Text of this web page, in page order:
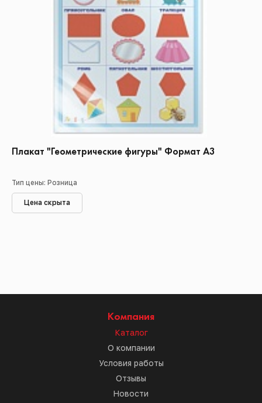
Плакат "Геометрические фигуры" Формат А3
Тип цены: Розница
Цена скрыта
Компания
Каталог
О компании
Условия работы
Отзывы
Новости